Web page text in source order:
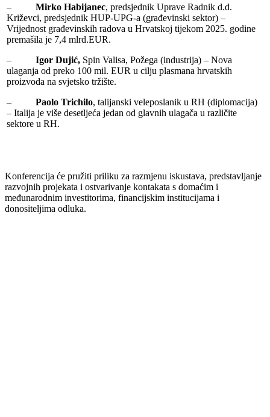
– Mirko Habijanec, predsjednik Uprave Radnik d.d.
Križevci, predsjednik HUP-UPG-a (građevinski sektor) –
Vrijednost građevinskih radova u Hrvatskoj tijekom 2025. godine
premašila je 7,4 mlrd.EUR.
– Igor Dujić, Spin Valisa, Požega (industrija) – Nova
ulaganja od preko 100 mil. EUR u cilju plasmana hrvatskih
proizvoda na svjetsko tržište.
– Paolo Trichilo, talijanski veleposlanik u RH (diplomacija)
– Italija je više desetljeća jedan od glavnih ulagača u različite
sektore u RH.
Konferencija će pružiti priliku za razmjenu iskustava, predstavljanje
razvojnih projekata i ostvarivanje kontakata s domaćim i
međunarodnim investitorima, financijskim institucijama i
donositeljima odluka.